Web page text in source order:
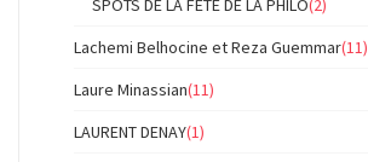
SPOTS DE LA FÊTE DE LA PHILO(2)
Lachemi Belhocine et Reza Guemmar(11)
Laure Minassian(11)
LAURENT DENAY(1)